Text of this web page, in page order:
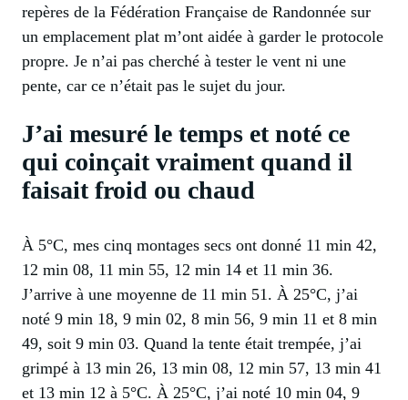
repères de la Fédération Française de Randonnée sur
un emplacement plat m’ont aidée à garder le protocole
propre. Je n’ai pas cherché à tester le vent ni une
pente, car ce n’était pas le sujet du jour.
J’ai mesuré le temps et noté ce
qui coinçait vraiment quand il
faisait froid ou chaud
À 5°C, mes cinq montages secs ont donné 11 min 42,
12 min 08, 11 min 55, 12 min 14 et 11 min 36.
J’arrive à une moyenne de 11 min 51. À 25°C, j’ai
noté 9 min 18, 9 min 02, 8 min 56, 9 min 11 et 8 min
49, soit 9 min 03. Quand la tente était trempée, j’ai
grimpé à 13 min 26, 13 min 08, 12 min 57, 13 min 41
et 13 min 12 à 5°C. À 25°C, j’ai noté 10 min 04, 9